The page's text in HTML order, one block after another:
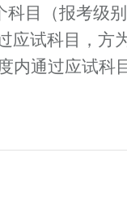
科目（报考级
应试科目，方
内通过应试科